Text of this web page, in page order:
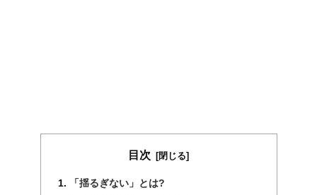
目次
「揺るぎない」とは?